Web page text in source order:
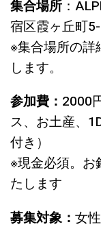
集合場所：
宿区霞ヶ丘町
※集合場所の詳
します。
参加費： 2000
ス、お土産、
付き）
※現金必須。お
たします
募集対象： 女